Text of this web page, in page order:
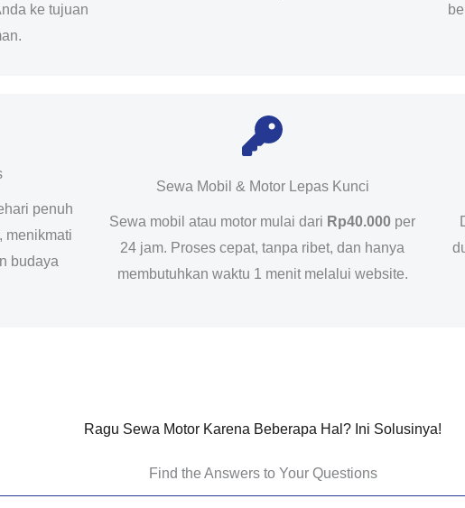
ke tujuan
penuh
menikmati
budaya
Sewa Mobil & Motor Lepas Kunci
Sewa mobil atau motor mulai dari Rp40.000 per
24 jam. Proses cepat, tanpa ribet, dan hanya
membutuhkan waktu 1 menit melalui website.
Ragu Sewa Motor Karena Beberapa Hal? Ini Solusinya!
Find the Answers to Your Questions